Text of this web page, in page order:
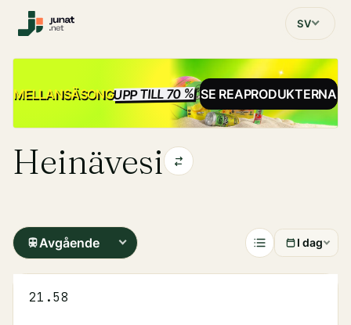
SV
MELLANSÄSONGUPP TILL 70 %REA
SE REAPRODUKTERNA
Heinävesi
Avgående I dag
21.58